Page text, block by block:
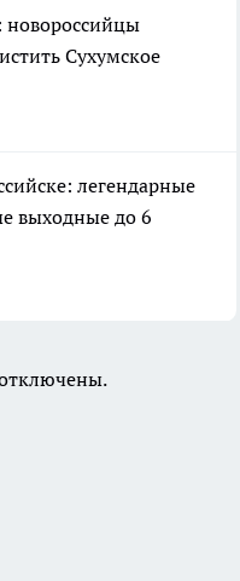
новороссийцы
Сухумское
легендарные
выходные до 6